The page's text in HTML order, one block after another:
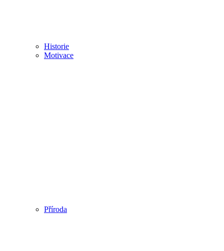
Historie
Motivace
Příroda